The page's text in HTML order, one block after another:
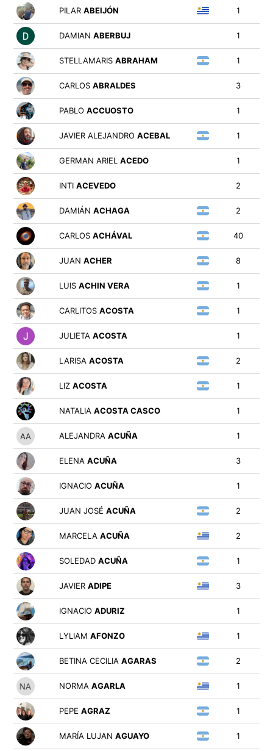
PILAR ABEIJÓN 1
DAMIAN ABERBUJ 1
STELLAMARIS ABRAHAM 1
CARLOS ABRALDES 3
PABLO ACCUOSTO 1
JAVIER ALEJANDRO ACEBAL 1
GERMAN ARIEL ACEDO 1
INTI ACEVEDO 2
DAMIÁN ACHAGA 2
CARLOS ACHÁVAL 40
JUAN ACHER 8
LUIS ACHIN VERA 1
CARLITOS ACOSTA 1
JULIETA ACOSTA 1
LARISA ACOSTA 2
LIZ ACOSTA 1
NATALIA ACOSTA CASCO 1
ALEJANDRA ACUÑA 1
ELENA ACUÑA 3
IGNACIO ACUÑA 1
JUAN JOSÉ ACUÑA 2
MARCELA ACUÑA 2
SOLEDAD ACUÑA 1
JAVIER ADIPE 3
IGNACIO ADURIZ 1
LYLIAM AFONZO 1
BETINA CECILIA AGARAS 2
NORMA AGARLA 1
PEPE AGRAZ 1
MARÍA LUJAN AGUAYO 1